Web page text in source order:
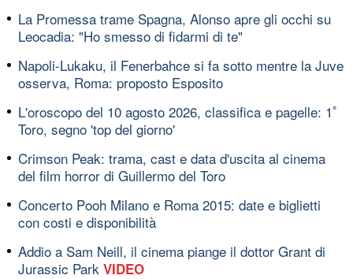
La Promessa trame Spagna, Alonso apre gli occhi su
Leocadia: "Ho smesso di fidarmi di te"
Napoli-Lukaku, il Fenerbahce si fa sotto mentre la Juve
osserva, Roma: proposto Esposito
L'oroscopo del 10 agosto 2026, classifica e pagelle: 1ﾟ
Toro, segno 'top del giorno'
Crimson Peak: trama, cast e data d'uscita al cinema
del film horror di Guillermo del Toro
Concerto Pooh Milano e Roma 2015: date e biglietti
con costi e disponibilità
Addio a Sam Neill, il cinema piange il dottor Grant di
Jurassic Park VIDEO